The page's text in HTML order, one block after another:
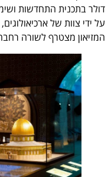
דולר בתכנית התחדשות
על ידי צוות של
המזיאון מצטרף לשורה